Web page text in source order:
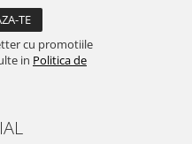
cu promotiile
in Politica de